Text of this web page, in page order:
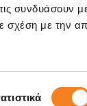
συνδυάσουν
σχέση με την
σου